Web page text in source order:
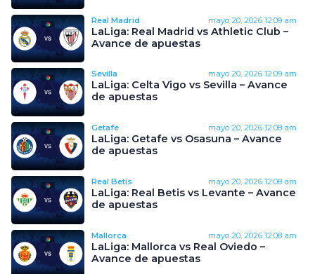
Real Madrid mayo 20, 2026 12:09 am
LaLiga: Real Madrid vs Athletic Club –
Avance de apuestas
Sevilla mayo 20, 2026 12:09 am
LaLiga: Celta Vigo vs Sevilla – Avance
de apuestas
Getafe mayo 20, 2026 12:08 am
LaLiga: Getafe vs Osasuna – Avance
de apuestas
Real Betis mayo 20, 2026 12:08 am
LaLiga: Real Betis vs Levante – Avance
de apuestas
Mallorca mayo 20, 2026 12:08 am
LaLiga: Mallorca vs Real Oviedo –
Avance de apuestas